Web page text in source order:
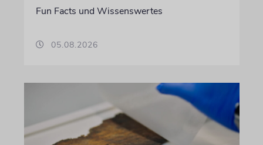
Fun Facts und Wissenswertes
05.08.2026